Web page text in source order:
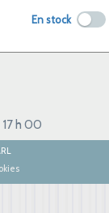
En stock
h 00